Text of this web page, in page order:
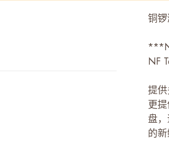
铜
NF
提
更
盘
的新